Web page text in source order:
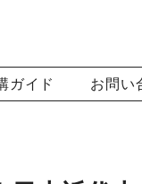
ガイド お問い